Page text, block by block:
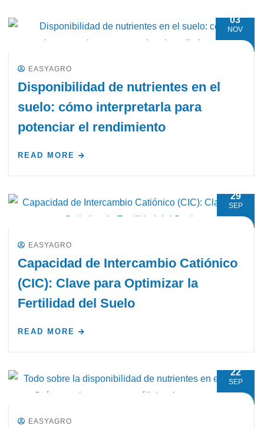
03
NOV
EASYAGRO
Disponibilidad de nutrientes en el
suelo: cómo interpretarla para
potenciar el rendimiento
READ MORE
29
SEP
EASYAGRO
Capacidad de Intercambio Catiónico
(CIC): Clave para Optimizar la
Fertilidad del Suelo
READ MORE
22
SEP
EASYAGRO